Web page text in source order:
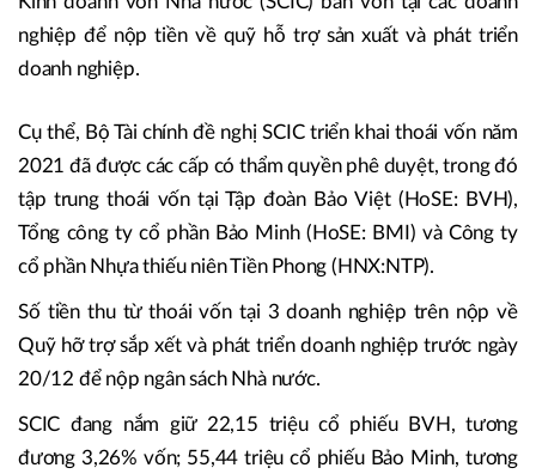
nghiệp để nộp tiền về quỹ hỗ trợ sản xuất và phát triển
doanh nghiệp.
Cụ thể, Bộ Tài chính đề nghị SCIC triển khai thoái vốn năm
2021 đã được các cấp có thẩm quyền phê duyệt, trong đó
tập trung thoái vốn tại Tập đoàn Bảo Việt (HoSE: BVH),
Tổng công ty cổ phần Bảo Minh (HoSE: BMI) và Công ty
cổ phần Nhựa thiếu niên Tiền Phong (HNX:NTP).
Số tiền thu từ thoái vốn tại 3 doanh nghiệp trên nộp về
Quỹ hỡ trợ sắp xết và phát triển doanh nghiệp trước ngày
20/12 để nộp ngân sách Nhà nước.
SCIC đang nắm giữ 22,15 triệu cổ phiếu BVH, tương
đương 3,26% vốn; 55,44 triệu cổ phiếu Bảo Minh, tương